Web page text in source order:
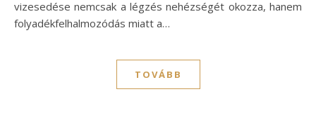
vizesedése nemcsak a légzés nehézségét okozza, hanem
folyadékfelhalmozódás miatt a…
TOVÁBB